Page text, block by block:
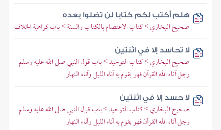
هلم أكتب لكم كتابا لن تضلوا بعده
صحيح البخاري > كتاب الاعتصام بالكتاب والسنة > باب كراهية الخلاف
لا تحاسد إلا في اثنتين
صحيح البخاري > كتاب التوحيد > باب قول النبي صلى الله عليه وسلم
رجل آتاه الله القرآن فهو يقوم به آناء الليل وآناء النهار
لا حسد إلا في اثنتين
صحيح البخاري > كتاب التوحيد > باب قول النبي صلى الله عليه وسلم
رجل آتاه الله القرآن فهو يقوم به آناء الليل وآناء النهار